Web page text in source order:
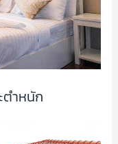
ตำหนัก